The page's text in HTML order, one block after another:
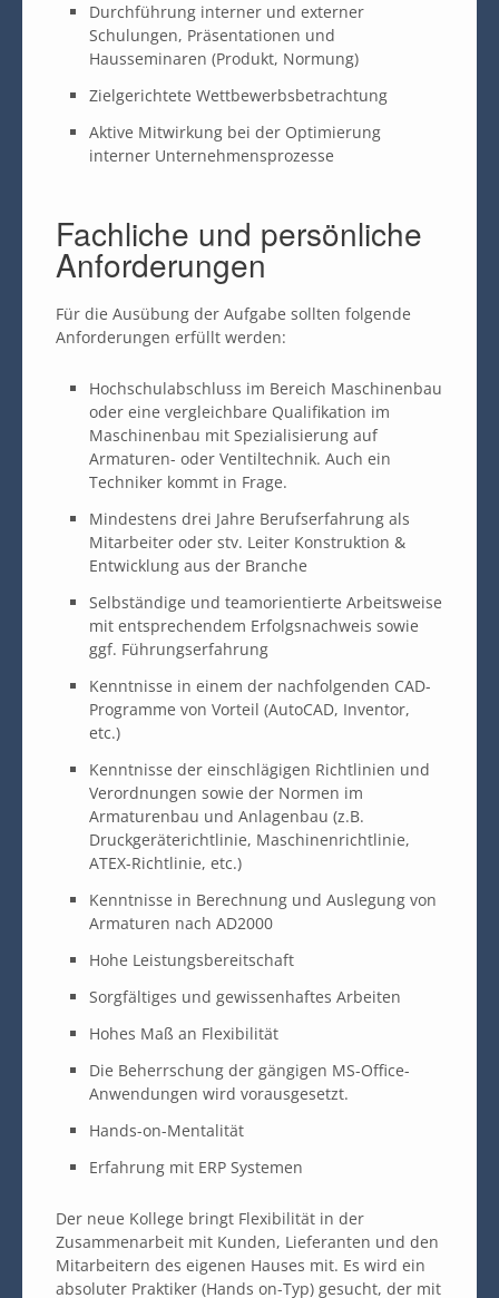
Durchführung interner und externer
Schulungen, Präsentationen und
Hausseminaren (Produkt, Normung)
Zielgerichtete Wettbewerbsbetrachtung
Aktive Mitwirkung bei der Optimierung
interner Unternehmensprozesse
Fachliche und persönliche
Anforderungen
Für die Ausübung der Aufgabe sollten folgende
Anforderungen erfüllt werden:
Hochschulabschluss im Bereich Maschinenbau
oder eine vergleichbare Qualifikation im
Maschinenbau mit Spezialisierung auf
Armaturen- oder Ventiltechnik. Auch ein
Techniker kommt in Frage.
Mindestens drei Jahre Berufserfahrung als
Mitarbeiter oder stv. Leiter Konstruktion &
Entwicklung aus der Branche
Selbständige und teamorientierte Arbeitsweise
mit entsprechendem Erfolgsnachweis sowie
ggf. Führungserfahrung
Kenntnisse in einem der nachfolgenden CAD-
Programme von Vorteil (AutoCAD, Inventor,
etc.)
Kenntnisse der einschlägigen Richtlinien und
Verordnungen sowie der Normen im
Armaturenbau und Anlagenbau (z.B.
Druckgeräterichtlinie, Maschinenrichtlinie,
ATEX-Richtlinie, etc.)
Kenntnisse in Berechnung und Auslegung von
Armaturen nach AD2000
Hohe Leistungsbereitschaft
Sorgfältiges und gewissenhaftes Arbeiten
Hohes Maß an Flexibilität
Die Beherrschung der gängigen MS-Office-
Anwendungen wird vorausgesetzt.
Hands-on-Mentalität
Erfahrung mit ERP Systemen
Der neue Kollege bringt Flexibilität in der
Zusammenarbeit mit Kunden, Lieferanten und den
Mitarbeitern des eigenen Hauses mit. Es wird ein
absoluter Praktiker (Hands on-Typ) gesucht, der mit